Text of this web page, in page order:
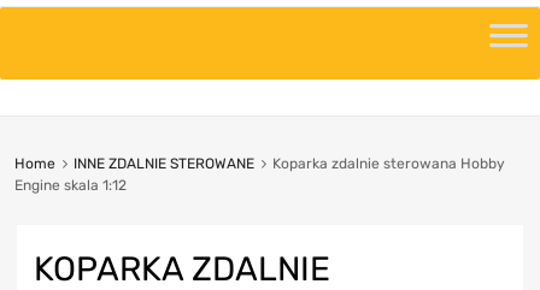
Home INNE ZDALNIE STEROWANE
Koparka zdalnie sterowana Hobby
Engine skala 1:12
KOPARKA ZDALNIE